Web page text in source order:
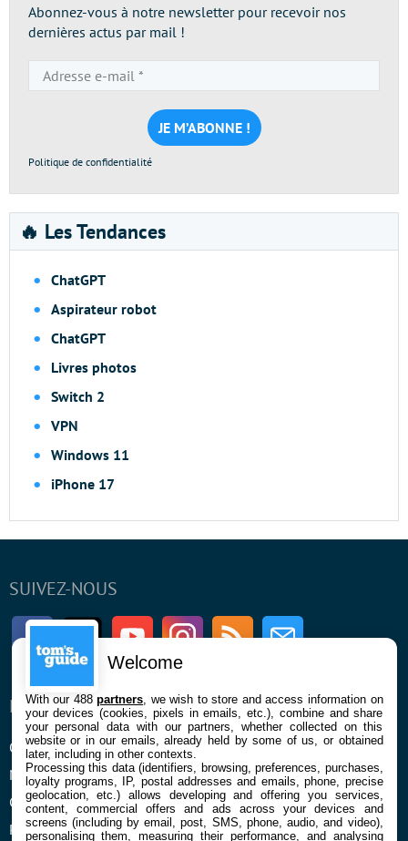
Abonnez-vous à notre newsletter pour recevoir nos
dernières actus par mail !
e-
mail
*
Politique de confidentialité
🔥 Les Tendances
ChatGPT
Aspirateur robot
ChatGPT
Livres photos
Switch 2
VPN
Windows 11
iPhone 17
SUIVEZ-NOUS
FacebookTwitter Youtube InstagramRSS Newsletter
ENTREPRISE
Qui sommes nous
Mentions légales et CGU
Confidentialité et Cookies
Préférences cookies
À PROPOS
La rédaction
Contact
Welcome
With our 488partners , we wish to store and access information on
your devices (cookies, pixels in emails, etc.), combine and share
your personal data with our partners, whether collected on this
website or in our emails, already held by some of us, or obtained
later, including in other contexts.
Processing this data (identifiers, browsing, preferences, purchases,
loyalty programs, IP, postal addresses and emails, phone, precise
geolocation, etc.) allows developing and offering you services,
content, commercial offers and ads across your devices and
screens (including by email, post, SMS, phone, audio, and video),
personalising them, measuring their performance, and analysing